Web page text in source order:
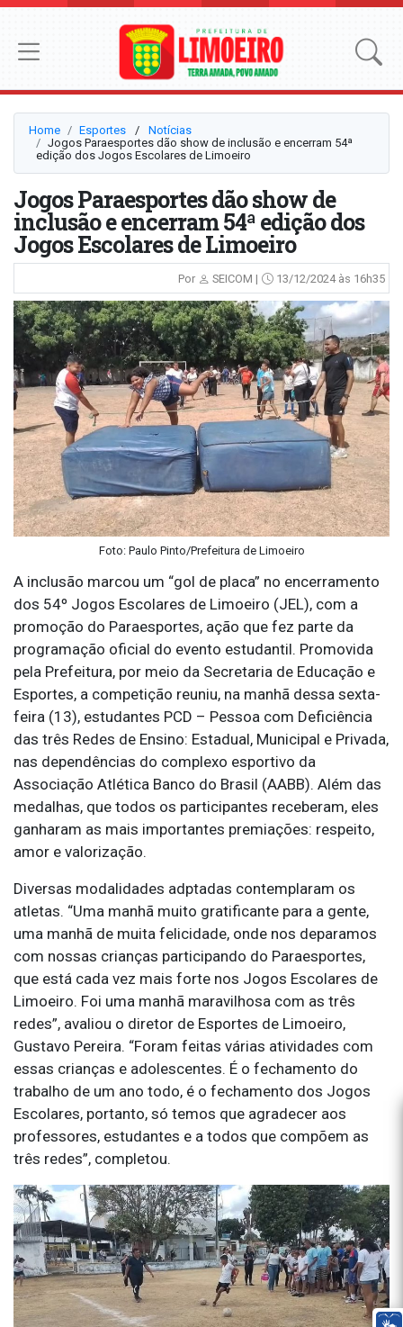
Home Esportes ⠀/⠀ Notícias
Jogos Paraesportes dão show de inclusão e encerram 54ª
edição dos Jogos Escolares de Limoeiro
Jogos Paraesportes dão show de
inclusão e encerram 54ª edição dos
Jogos Escolares de Limoeiro
Por SEICOM | 13/12/2024 às 16h35
Foto: Paulo Pinto/Prefeitura de Limoeiro
A inclusão marcou um “gol de placa” no encerramento
dos 54º Jogos Escolares de Limoeiro (JEL), com a
promoção do Paraesportes, ação que fez parte da
programação oficial do evento estudantil. Promovida
pela Prefeitura, por meio da Secretaria de Educação e
Esportes, a competição reuniu, na manhã dessa sexta-
feira (13), estudantes PCD – Pessoa com Deficiência
das três Redes de Ensino: Estadual, Municipal e Privada,
nas dependências do complexo esportivo da
Associação Atlética Banco do Brasil (AABB). Além das
medalhas, que todos os participantes receberam, eles
ganharam as mais importantes premiações: respeito,
amor e valorização.
Diversas modalidades adptadas contemplaram os
atletas. “Uma manhã muito gratificante para a gente,
uma manhã de muita felicidade, onde nos deparamos
com nossas crianças participando do Paraesportes,
que está cada vez mais forte nos Jogos Escolares de
Limoeiro. Foi uma manhã maravilhosa com as três
redes”, avaliou o diretor de Esportes de Limoeiro,
Gustavo Pereira. “Foram feitas várias atividades com
essas crianças e adolescentes. É o fechamento do
trabalho de um ano todo, é o fechamento dos Jogos
Escolares, portanto, só temos que agradecer aos
professores, estudantes e a todos que compõem as
três redes”, completou.